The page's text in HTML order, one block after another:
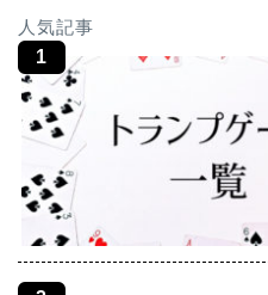
人気記事